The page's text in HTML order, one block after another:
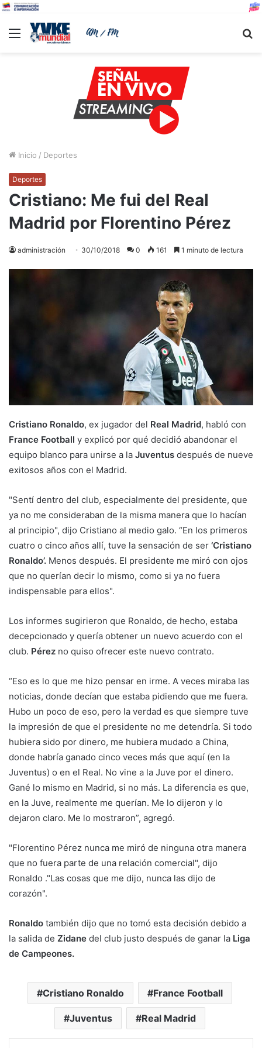
Menu
Inicio / Deportes
Deportes
Cristiano: Me fui del Real
Madrid por Florentino Pérez
administración 30/10/2018 0 161 1 minuto de lectura
Cristiano Ronaldo, ex jugador del Real Madrid, habló con
France Football y explicó por qué decidió abandonar el
equipo blanco para unirse a la Juventus después de nueve
exitosos años con el Madrid.
"Sentí dentro del club, especialmente del presidente, que
ya no me consideraban de la misma manera que lo hacían
al principio", dijo Cristiano al medio galo. “En los primeros
cuatro o cinco años allí, tuve la sensación de ser ‘Cristiano
Ronaldo’. Menos después. El presidente me miró con ojos
que no querían decir lo mismo, como si ya no fuera
indispensable para ellos".
Los informes sugirieron que Ronaldo, de hecho, estaba
decepcionado y quería obtener un nuevo acuerdo con el
club. Pérez no quiso ofrecer este nuevo contrato.
“Eso es lo que me hizo pensar en irme. A veces miraba las
noticias, donde decían que estaba pidiendo que me fuera.
Hubo un poco de eso, pero la verdad es que siempre tuve
la impresión de que el presidente no me detendría. Si todo
hubiera sido por dinero, me hubiera mudado a China,
donde habría ganado cinco veces más que aquí (en la
Juventus) o en el Real. No vine a la Juve por el dinero.
Gané lo mismo en Madrid, si no más. La diferencia es que,
en la Juve, realmente me querían. Me lo dijeron y lo
dejaron claro. Me lo mostraron”, agregó.
"Florentino Pérez nunca me miró de ninguna otra manera
que no fuera parte de una relación comercial", dijo
Ronaldo ."Las cosas que me dijo, nunca las dijo de
corazón".
Ronaldo también dijo que no tomó esta decisión debido a
la salida de Zidane del club justo después de ganar la Liga
de Campeones.
Cristiano Ronaldo France Football
Juventus Real Madrid